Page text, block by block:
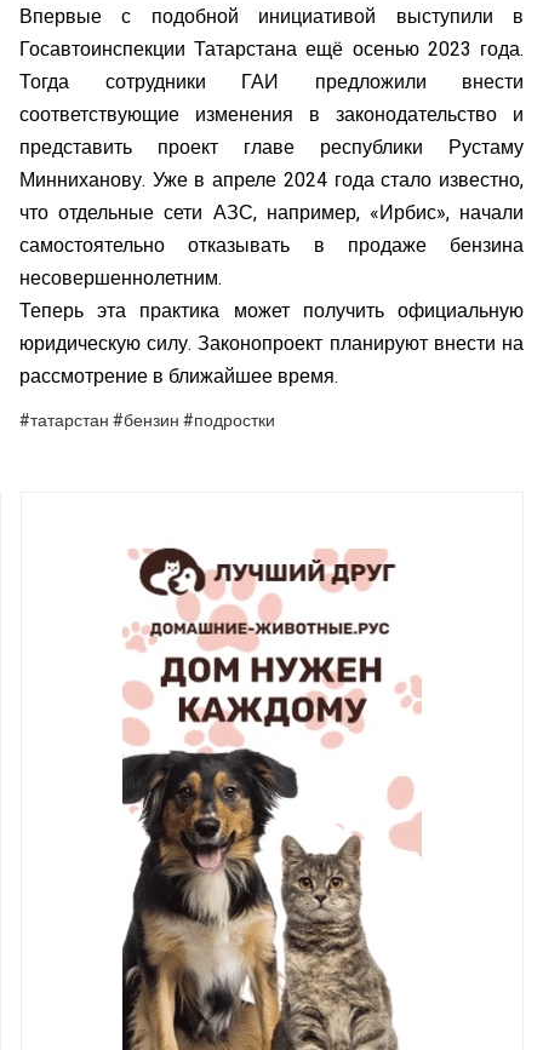
Впервые с подобной инициативой выступили в
Госавтоинспекции Татарстана ещё осенью 2023 года.
Тогда сотрудники ГАИ предложили внести
соответствующие изменения в законодательство и
представить проект главе республики Рустаму
Минниханову. Уже в апреле 2024 года стало известно,
что отдельные сети АЗС, например, «Ирбис», начали
самостоятельно отказывать в продаже бензина
несовершеннолетним.
Теперь эта практика может получить официальную
юридическую силу. Законопроект планируют внести на
рассмотрение в ближайшее время.
#татарстан #бензин #подростки